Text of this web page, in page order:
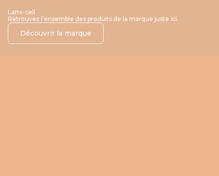
Lami-cell
Retrouvez l'ensemble des produits de la marque juste ici.
Découvrir la marque